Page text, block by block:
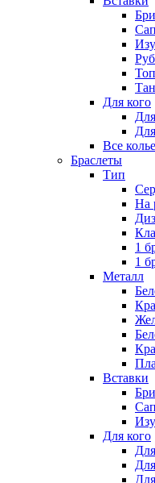
Для кого
Все колье
Браслеты
Тип
На
1
1
Металл
Вставки
Для кого